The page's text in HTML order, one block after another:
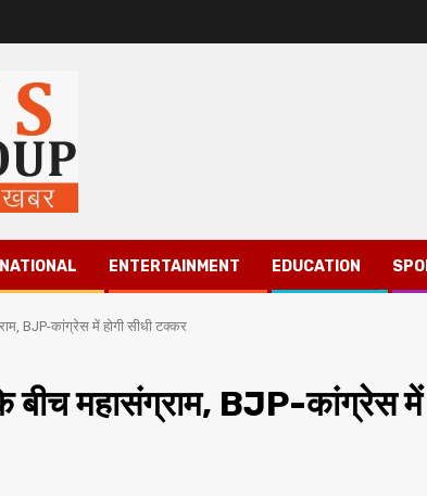
ENTERTAINMENT EDUCATION
BJP-कांग्रेस में होगी सीधी टक्कर
बीच महासंग्राम, BJP-कांग्रेस में